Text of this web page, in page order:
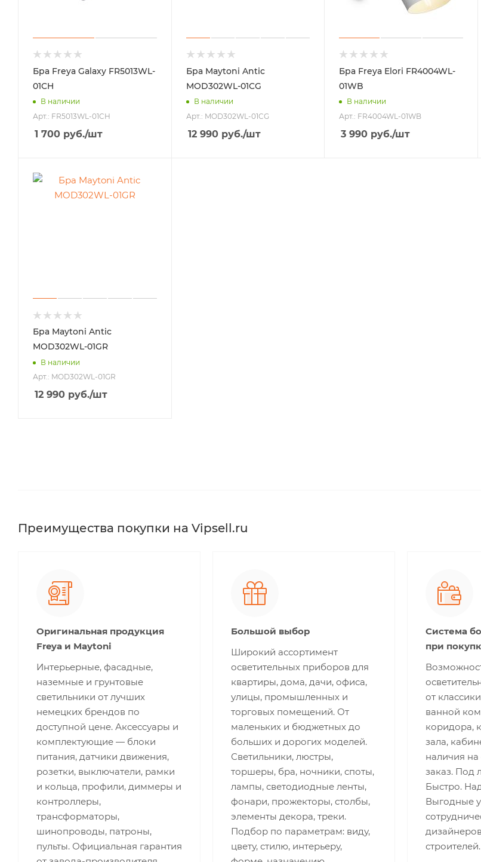
Бра Freya Galaxy FR5013WL-
01CH
В наличии
Арт.: FR5013WL-01CH
1 700 руб./шт
Бра Maytoni Antic
MOD302WL-01CG
В наличии
Арт.: MOD302WL-01CG
12 990руб./шт
Бра Freya Elori FR4004WL-
01WB
В наличии
Арт.: FR4004WL-01WB
3 990 руб./шт
Бра Maytoni Antic
MOD302WL-01GR
В наличии
Арт.: MOD302WL-01GR
12 990 руб./шт
Преимущества покупки на Vipsell.ru
Оригинальная продукция
Freya и Maytoni
Интерьерные, фасадные,
наземные и грунтовые
светильники от лучших
немецких брендов по
доступной цене. Аксессуары и
комплектующие — блоки
питания, датчики движения,
розетки, выключатели, рамки
и кольца, профили, диммеры и
контроллеры,
трансформаторы,
шинопроводы, патроны,
пульты. Официальная гарантия
Большой выбор
Широкий ассортимент
осветительных приборов для
квартиры, дома, дачи, офиса,
улицы, промышленных и
торговых помещений. От
маленьких и бюджетных до
больших и дорогих моделей.
Светильники, люстры,
торшеры, бра, ночники, споты,
лампы, светодиодные ленты,
фонари, прожекторы, столбы,
элементы декора, треки.
Подбор по параметрам: виду,
цвету, стилю, интерьеру,
Система
при
от
ванной
коридора,
зала,
наличия
заказ. Под
Быстро.
Выгодные
строителей.